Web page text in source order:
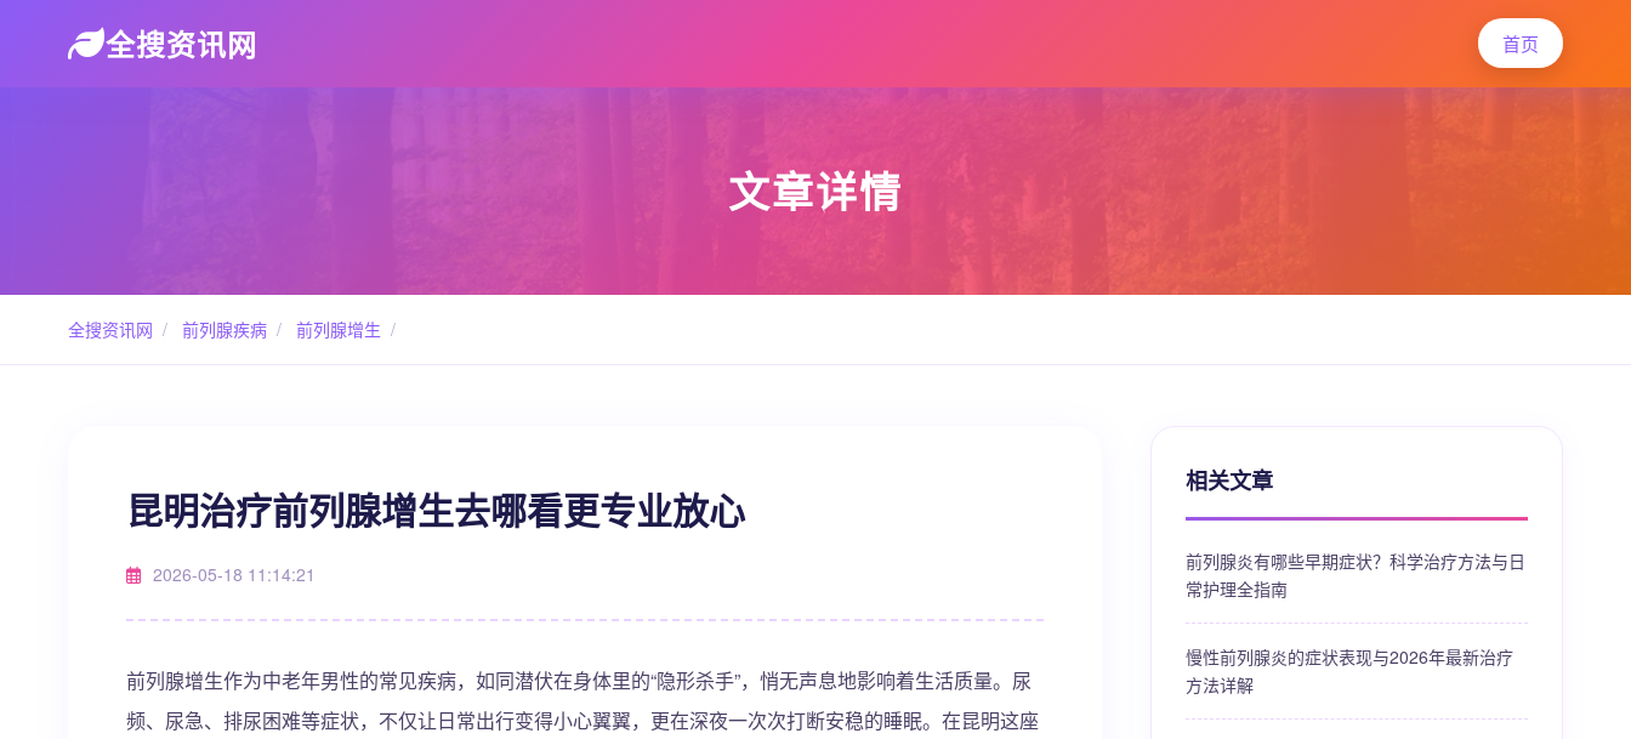
全搜资讯网 首页
文章详情
全搜资讯网 / 前列腺疾病 / 前列腺增生 /
昆明治疗前列腺增生去哪看更专业放心
2026-05-18 11:14:21
前列腺增生作为中老年男性的常见疾病，如同潜伏在身体里的“隐形杀手”，悄无声息地影响着生活质量。尿
频、尿急、排尿困难等症状，不仅让日常出行变得小心翼翼，更在深夜一次次打断安稳的睡眠。在昆明这座
相关文章
前列腺炎有哪些早期症状？科学治疗方法与日
常护理全指南
慢性前列腺炎的症状表现与2026年最新治疗
方法详解